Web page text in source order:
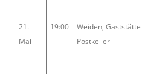
21.
Mai
19:00
Weiden, Gaststätte
Postkeller